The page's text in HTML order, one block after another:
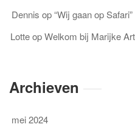
Dennis op“Wij gaan op
LotteopWelkom bij Marijke Art
Archieven
mei 2024